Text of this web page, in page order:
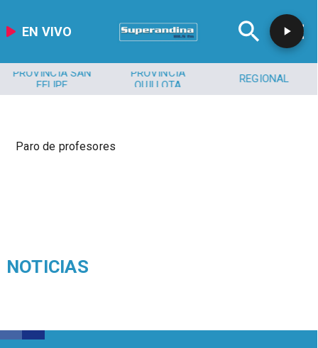
EN VIVO
PROVINCIA SAN
FELIPE
PROVINCIA
QUILLOTA
REGIONAL
Paro de profesores
NOTICIAS